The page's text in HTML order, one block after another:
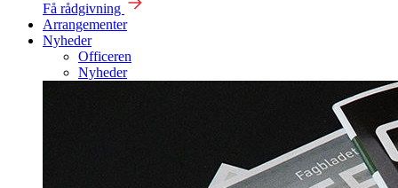
Få rådgivning
Arrangementer
Nyheder
Officeren
Nyheder